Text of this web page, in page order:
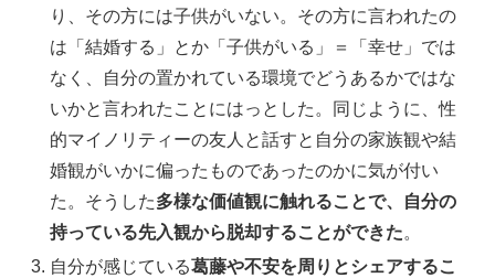
り、その方には子供がいない。その方に言われたの
は「結婚する」とか「子供がいる」＝「幸せ」では
なく、自分の置かれている環境でどうあるかではな
いかと言われたことにはっとした。同じように、性
的マイノリティーの友人と話すと自分の家族観や結
婚観がいかに偏ったものであったのかに気が付い
た。そうした多様な価値観に触れることで、自分の
持っている先入観から脱却することができた。
自分が感じている葛藤や不安を周りとシェアするこ